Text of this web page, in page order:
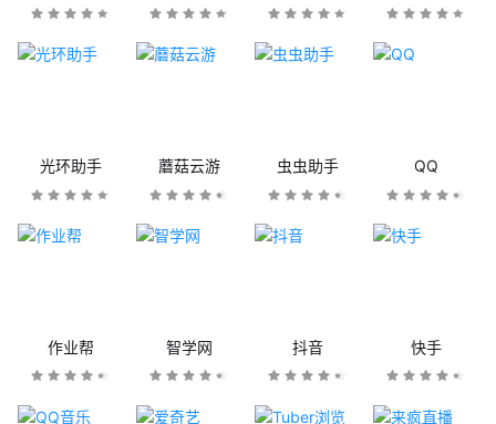
光环助手 蘑菇云游 虫虫助手 QQ
作业帮 智学网 抖音 快手